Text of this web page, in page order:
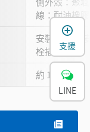
線：耐油橡
安裝支架 A､
栓插頭
約 120 g
支援
LINE